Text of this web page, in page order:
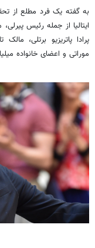
به گفته یک فرد مطلع از
ایتالیا از جمله رئیس
پرادا پاتریزیو برتلی،
موراتی و اعضای خانواده